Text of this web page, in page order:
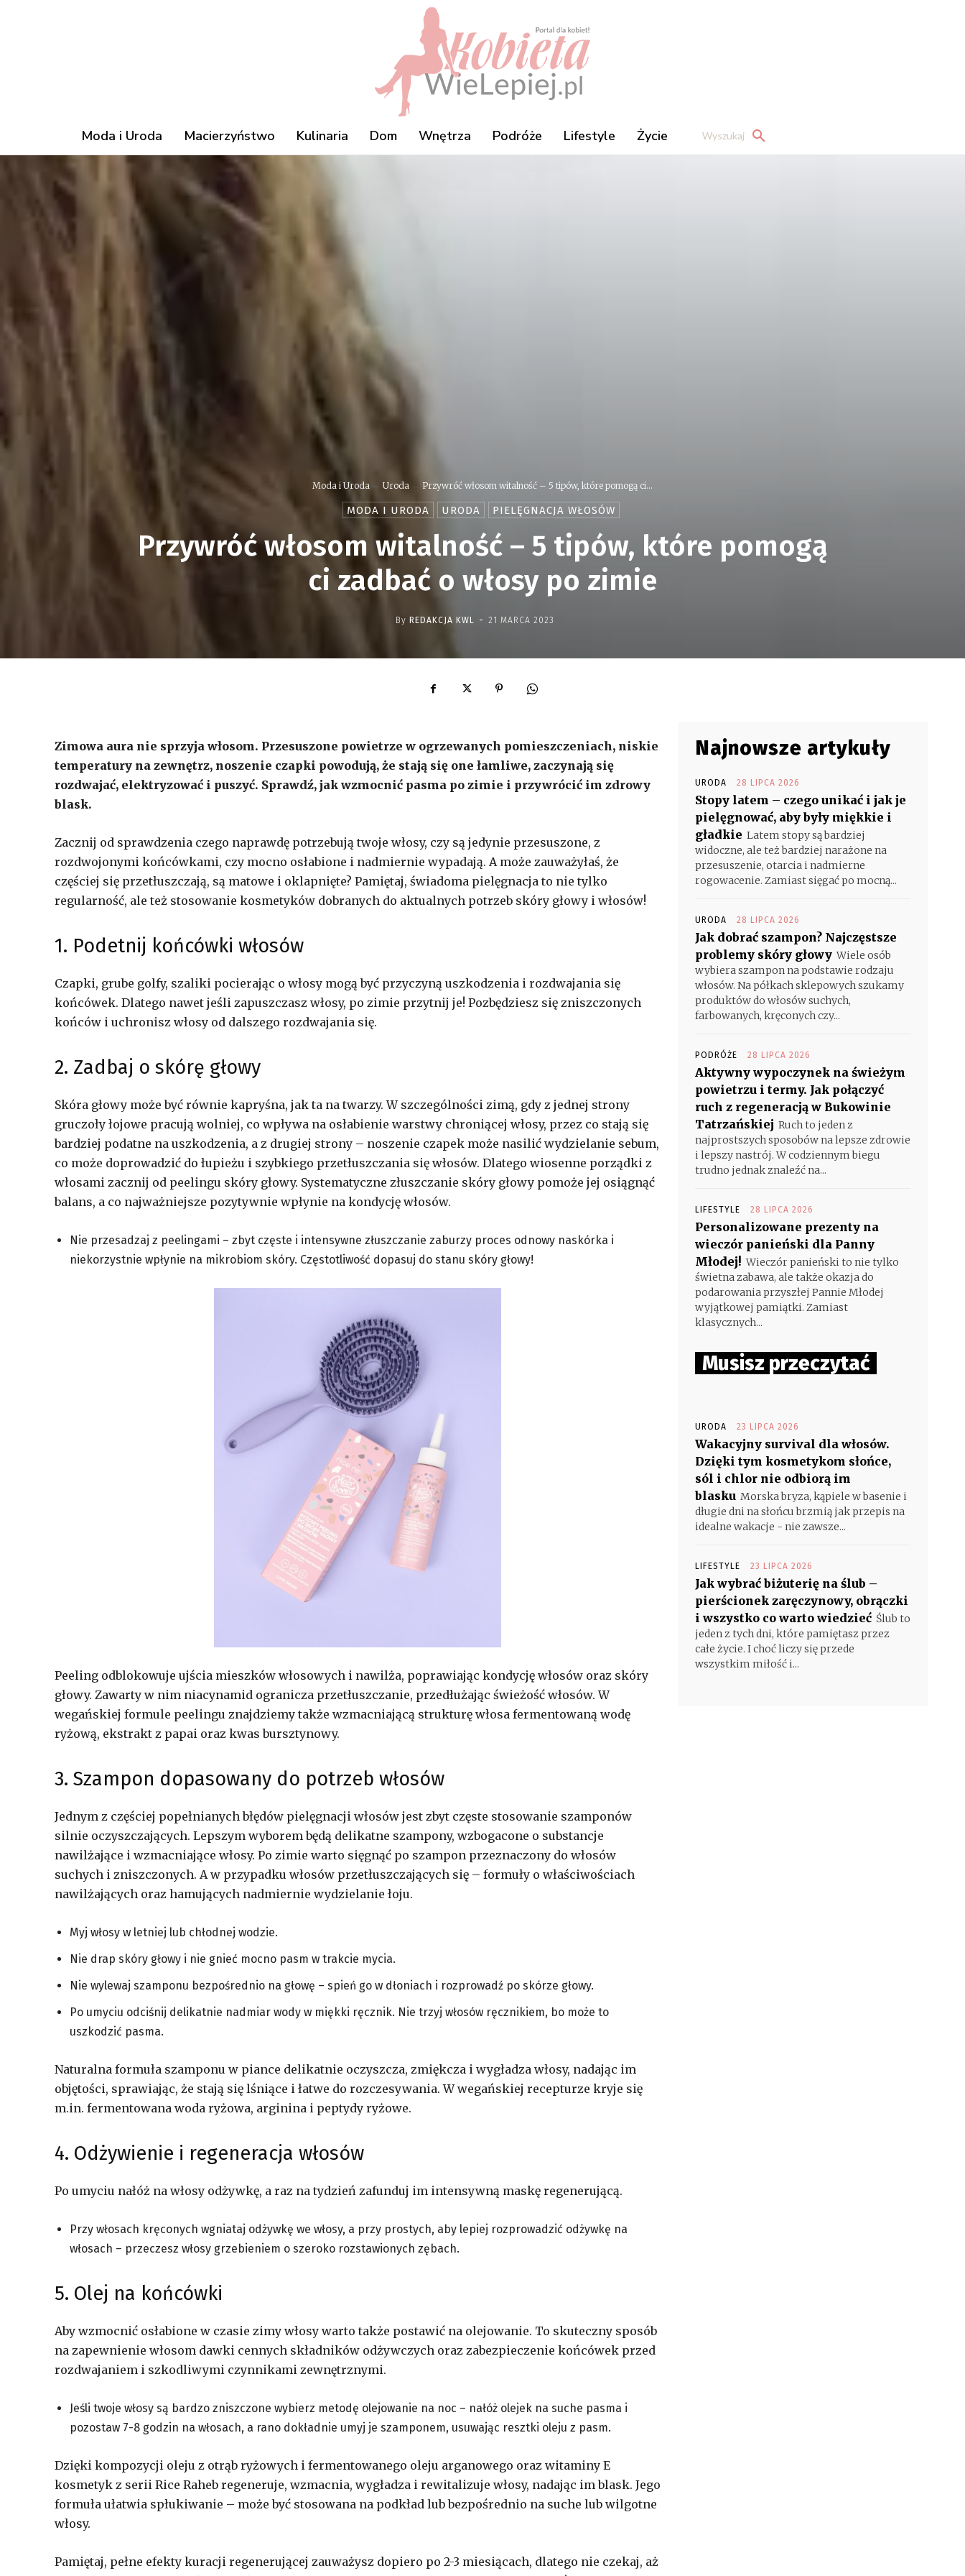
Moda i Uroda Macierzyństwo Kulinaria Dom Wnętrza Podróże Lifestyle Życie Wyszukaj
Moda i Uroda Uroda Przywróć włosom witalność – 5 tipów, które pomogą ci...
MODA I URODA URODA PIELĘGNACJA WŁOSÓW
Przywróć włosom witalność – 5 tipów, które pomogą
ci zadbać o włosy po zimie
By REDAKCJA KWL - 21 MARCA 2023
Zimowa aura nie sprzyja włosom. Przesuszone powietrze w ogrzewanych pomieszczeniach, niskie
temperatury na zewnętrz, noszenie czapki powodują, że stają się one łamliwe, zaczynają się
rozdwajać, elektryzować i puszyć. Sprawdź, jak wzmocnić pasma po zimie i przywrócić im zdrowy
blask.
Zacznij od sprawdzenia czego naprawdę potrzebują twoje włosy, czy są jedynie przesuszone, z
rozdwojonymi końcówkami, czy mocno osłabione i nadmiernie wypadają. A może zauważyłaś, że
częściej się przetłuszczają, są matowe i oklapnięte? Pamiętaj, świadoma pielęgnacja to nie tylko
regularność, ale też stosowanie kosmetyków dobranych do aktualnych potrzeb skóry głowy i włosów!
1. Podetnij końcówki włosów
Czapki, grube golfy, szaliki pocierając o włosy mogą być przyczyną uszkodzenia i rozdwajania się
końcówek. Dlatego nawet jeśli zapuszczasz włosy, po zimie przytnij je! Pozbędziesz się zniszczonych
końców i uchronisz włosy od dalszego rozdwajania się.
2. Zadbaj o skórę głowy
Skóra głowy może być równie kapryśna, jak ta na twarzy. W szczególności zimą, gdy z jednej strony
gruczoły łojowe pracują wolniej, co wpływa na osłabienie warstwy chroniącej włosy, przez co stają się
bardziej podatne na uszkodzenia, a z drugiej strony – noszenie czapek może nasilić wydzielanie sebum,
co może doprowadzić do łupieżu i szybkiego przetłuszczania się włosów. Dlatego wiosenne porządki z
włosami zacznij od peelingu skóry głowy. Systematyczne złuszczanie skóry głowy pomoże jej osiągnąć
balans, a co najważniejsze pozytywnie wpłynie na kondycję włosów.
Nie przesadzaj z peelingami – zbyt częste i intensywne złuszczanie zaburzy proces odnowy naskórka i
niekorzystnie wpłynie na mikrobiom skóry. Częstotliwość dopasuj do stanu skóry głowy!
Peeling odblokowuje ujścia mieszków włosowych i nawilża, poprawiając kondycję włosów oraz skóry
głowy. Zawarty w nim niacynamid ogranicza przetłuszczanie, przedłużając świeżość włosów.W
wegańskiej formule peelingu znajdziemy także wzmacniającą strukturę włosa fermentowaną wodę
ryżową, ekstrakt z papai oraz kwas bursztynowy.
3. Szampon dopasowany do potrzeb włosów
Jednym z częściej popełnianych błędów pielęgnacji włosów jest zbyt częste stosowanie szamponów
silnie oczyszczających. Lepszym wyborem będą delikatne szampony, wzbogacone o substancje
nawilżające i wzmacniające włosy. Po zimie warto sięgnąć po szampon przeznaczony do włosów
suchych i zniszczonych. A w przypadku włosów przetłuszczających się – formuły o właściwościach
nawilżających oraz hamujących nadmiernie wydzielanie łoju.
Myj włosy w letniej lub chłodnej wodzie.
Nie drap skóry głowy i nie gnieć mocno pasm w trakcie mycia.
Nie wylewaj szamponu bezpośrednio na głowę – spień go w dłoniach i rozprowadź po skórze głowy.
Po umyciu odciśnij delikatnie nadmiar wody w miękki ręcznik. Nie trzyj włosów ręcznikiem, bo może to
uszkodzić pasma.
Naturalna formuła szamponu w piance delikatnie oczyszcza, zmiękcza i wygładza włosy, nadając im
objętości, sprawiając, że stają się lśniące i łatwe do rozczesywania. W wegańskiej recepturze kryje się
m.in. fermentowana woda ryżowa, arginina i peptydy ryżowe.
4. Odżywienie i regeneracja włosów
Po umyciu nałóż na włosy odżywkę, a raz na tydzień zafunduj im intensywną maskę regenerującą.
Przy włosach kręconych wgniataj odżywkę we włosy, a przy prostych, aby lepiej rozprowadzić odżywkę na
włosach – przeczesz włosy grzebieniem o szeroko rozstawionych zębach.
5. Olej na końcówki
Aby wzmocnić osłabione w czasie zimy włosy warto także postawić na olejowanie. To skuteczny sposób
na zapewnienie włosom dawki cennych składników odżywczych oraz zabezpieczenie końcówek przed
rozdwajaniem i szkodliwymi czynnikami zewnętrznymi.
Jeśli twoje włosy są bardzo zniszczone wybierz metodę olejowanie na noc – nałóż olejek na suche pasma i
pozostaw 7-8 godzin na włosach, a rano dokładnie umyj je szamponem, usuwając resztki oleju z pasm.
Dzięki kompozycji oleju z otrąb ryżowych i fermentowanego oleju arganowego oraz witaminy E
kosmetyk z serii Rice Raheb regeneruje, wzmacnia, wygładza i rewitalizuje włosy, nadając im blask. Jego
formuła ułatwia spłukiwanie – może być stosowana na podkład lub bezpośrednio na suche lub wilgotne
włosy.
Pamiętaj, pełne efekty kuracji regenerującej zauważysz dopiero po 2-3 miesiącach, dlatego nie czekaj, aż
Najnowsze artykuły
URODA 28 LIPCA 2026
Stopy latem – czego unikać i jak je
pielęgnować, aby były miękkie i
gładkie Latem stopy są bardziej
widoczne, ale też bardziej narażone na
przesuszenie, otarcia i nadmierne
rogowacenie. Zamiast sięgać po mocną...
URODA 28 LIPCA 2026
Jak dobrać szampon? Najczęstsze
problemy skóry głowy Wiele osób
wybiera szampon na podstawie rodzaju
włosów. Na półkach sklepowych szukamy
produktów do włosów suchych,
farbowanych, kręconych czy...
PODRÓŻE 28 LIPCA 2026
Aktywny wypoczynek na świeżym
powietrzu i termy. Jak połączyć
ruch z regeneracją w Bukowinie
Tatrzańskiej Ruch to jeden z
najprostszych sposobów na lepsze zdrowie
i lepszy nastrój. W codziennym biegu
trudno jednak znaleźć na...
LIFESTYLE 28 LIPCA 2026
Personalizowane prezenty na
wieczór panieński dla Panny
Młodej! Wieczór panieński to nie tylko
świetna zabawa, ale także okazja do
podarowania przyszłej Pannie Młodej
wyjątkowej pamiątki. Zamiast
klasycznych...
Musisz przeczytać
URODA 23 LIPCA 2026
Wakacyjny survival dla włosów.
Dzięki tym kosmetykom słońce,
sól i chlor nie odbiorą im
blasku Morska bryza, kąpiele w basenie i
długie dni na słońcu brzmią jak przepis na
idealne wakacje - nie zawsze...
LIFESTYLE 23 LIPCA 2026
Jak wybrać biżuterię na ślub –
pierścionek zaręczynowy, obrączki
i wszystko co warto wiedzieć Ślub to
jeden z tych dni, które pamiętasz przez
całe życie. I choć liczy się przede
wszystkim miłość i...